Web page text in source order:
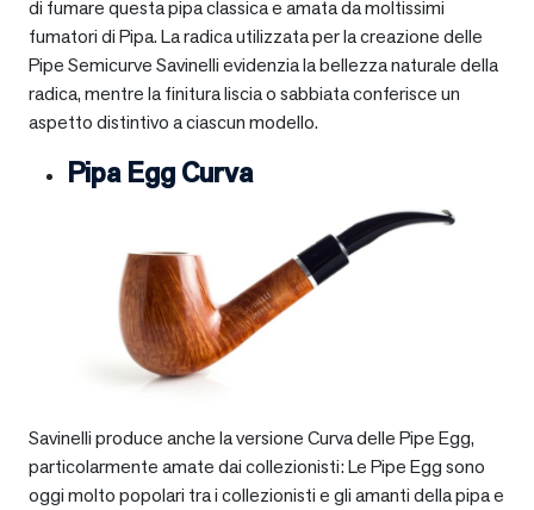
di fumare questa pipa classica e amata da moltissimi
fumatori di Pipa. La radica utilizzata per la creazione delle
Pipe Semicurve Savinelli evidenzia la bellezza naturale della
radica, mentre la finitura liscia o sabbiata conferisce un
aspetto distintivo a ciascun modello.
Pipa Egg Curva
Savinelli produce anche la versione Curva delle Pipe Egg,
particolarmente amate dai collezionisti: Le Pipe Egg sono
oggi molto popolari tra i collezionisti e gli amanti della pipa e